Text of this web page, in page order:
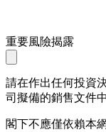
重要風險揭露
請在作出任何投資
司擬備的銷售文件
閣下不應僅依賴本